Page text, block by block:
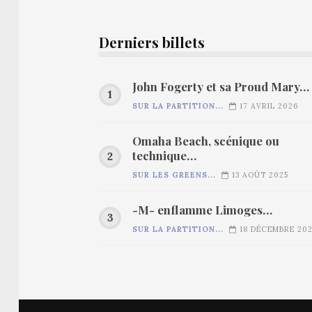
Derniers billets
John Fogerty et sa Proud Mary…
SUR LA PARTITION... 17 AVRIL 2026
Omaha Beach, scénique ou
technique…
SUR LES GREENS... 13 AOÛT 2025
-M- enflamme Limoges…
SUR LA PARTITION... 18 DÉCEMBRE